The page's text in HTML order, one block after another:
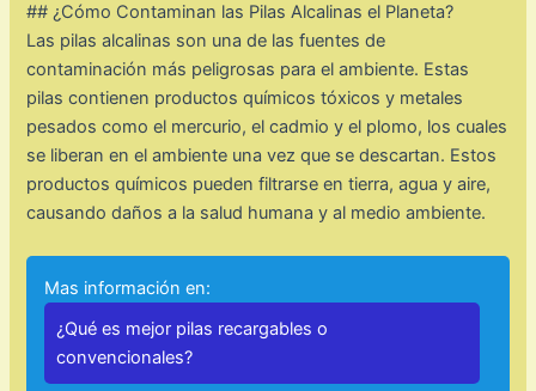
## ¿Cómo Contaminan las Pilas Alcalinas el Planeta?
Las pilas alcalinas son una de las fuentes de
contaminación más peligrosas para el ambiente. Estas
pilas contienen productos químicos tóxicos y metales
pesados como el mercurio, el cadmio y el plomo, los cuales
se liberan en el ambiente una vez que se descartan. Estos
productos químicos pueden filtrarse en tierra, agua y aire,
causando daños a la salud humana y al medio ambiente.
Mas información en:
¿Qué es mejor pilas recargables o
convencionales?